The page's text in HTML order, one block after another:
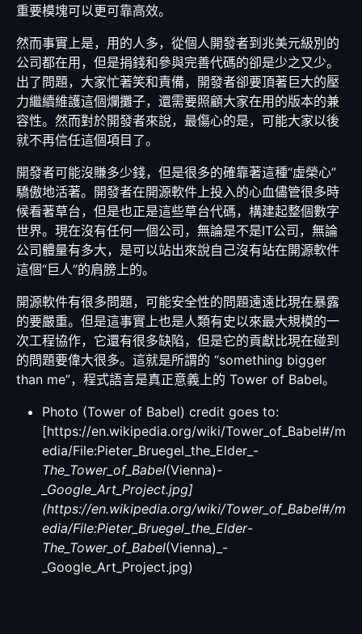
重要模塊可以更可靠高效。
然而事實上是，用的人多，從個人開發者到兆美元級別的
公司都在用，但是捐錢和參與完善代碼的卻是少之又少。
出了問題，大家忙著笑和責備，開發者卻要頂著巨大的壓
力繼續維護這個爛攤子，還需要照顧大家在用的版本的兼
容性。然而對於開發者來說，最傷心的是，可能大家以後
就不再信任這個項目了。
開發者可能沒賺多少錢，但是很多的確靠著這種“虛榮心”
驕傲地活著。開發者在開源軟件上投入的心血儘管很多時
候看著草台，但是也正是這些草台代碼，構建起整個數字
世界。現在沒有任何一個公司，無論是不是IT公司，無論
公司體量有多大，是可以站出來說自己沒有站在開源軟件
這個“巨人”的肩膀上的。
開源軟件有很多問題，可能安全性的問題遠遠比現在暴露
的要嚴重。但是這事實上也是人類有史以來最大規模的一
次工程協作，它還有很多缺陷，但是它的貢獻比現在碰到
的問題要偉大很多。這就是所謂的 “something bigger
than me”，程式語言是真正意義上的 Tower of Babel。
Photo (Tower of Babel) credit goes to:
[https://en.wikipedia.org/wiki/Tower_of_Babel#/m
edia/File:Pieter_Bruegel_the_Elder_-
The_Tower_of_Babel(Vienna)-
_Google_Art_Project.jpg]
(https://en.wikipedia.org/wiki/Tower_of_Babel#/m
edia/File:Pieter_Bruegel_the_Elder-
The_Tower_of_Babel(Vienna)_-
_Google_Art_Project.jpg)